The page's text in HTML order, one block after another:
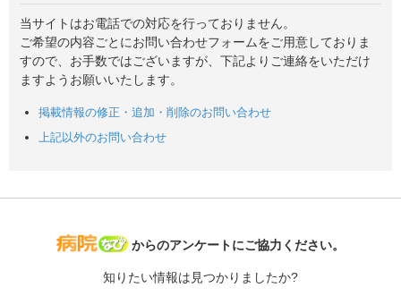
当サイトはお電話での対応を行っておりません。
ご希望の内容ごとにお問い合わせフォームをご用意しておりま
すので、お手数ではございますが、下記よりご連絡をいただけ
ますようお願いいたします。
掲載情報の修正・追加・削除のお問い合わせ
上記以外のお問い合わせ
病院なび
からのアンケートにご協力ください。
知りたい情報は見つかりましたか?